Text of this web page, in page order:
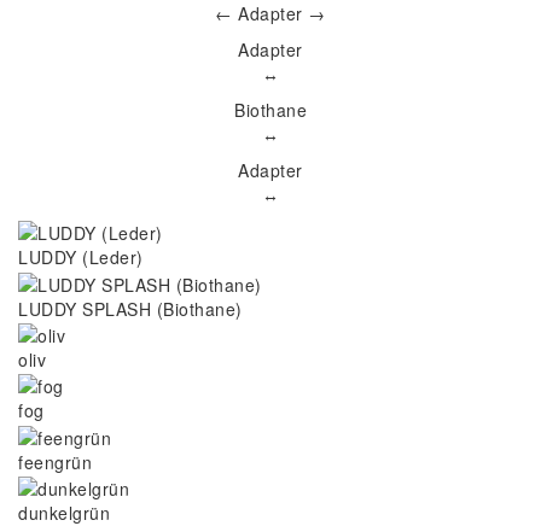
← Adapter →
Adapter
↔
Biothane
↔
Adapter
↔
LUDDY (Leder)
LUDDY SPLASH (Biothane)
oliv
fog
feengrün
dunkelgrün